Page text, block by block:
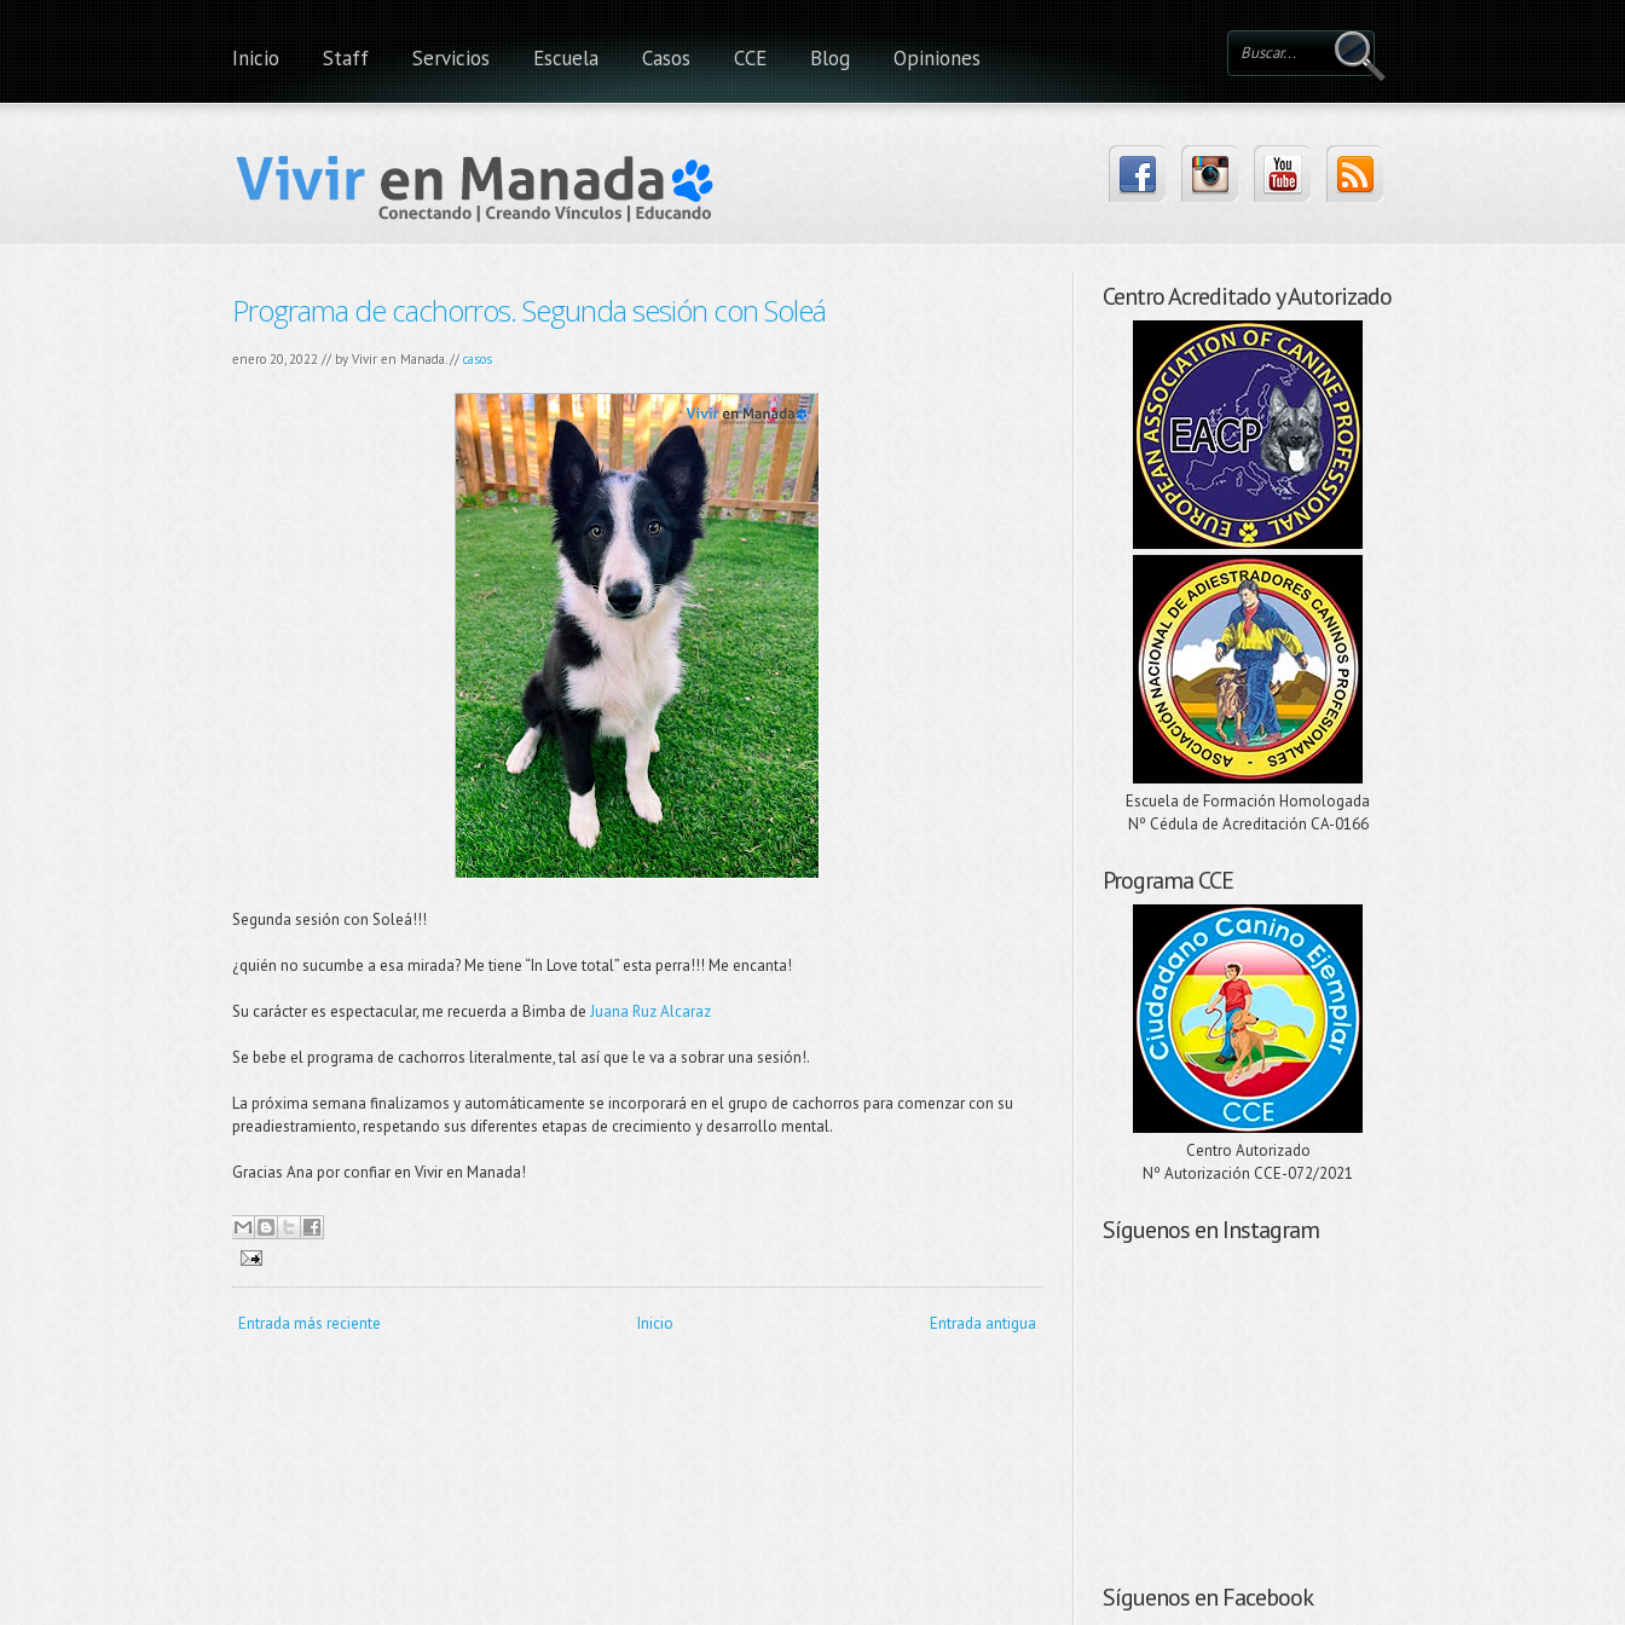
Inicio Staff Servicios Escuela Casos CCE Blog Opiniones
Programa de cachorros. Segunda sesión con Soleá
enero 20, 2022 // by Vivir en Manada.//casos
Segunda sesión con Soleá!!!
¿quién no sucumbe a esa mirada? Me tiene “In Love total” esta perra!!! Me encanta!
Su carácter es espectacular, me recuerda a Bimba de Juana Ruz Alcaraz
Se bebe el programa de cachorros literalmente, tal así que le va a sobrar una sesión!.
La próxima semana finalizamos y automáticamente se incorporará en el grupo de cachorros para comenzar con su
preadiestramiento, respetando sus diferentes etapas de crecimiento y desarrollo mental.
Gracias Ana por confiar en Vivir en Manada!
Entrada más reciente Entrada antigua
Inicio
Centro Acreditado y Autorizado
Escuela de Formación Homologada
Nº Cédula de Acreditación CA-0166
Programa CCE
Centro Autorizado
Nº Autorización CCE-072/2021
Síguenos en Instagram
Síguenos en Facebook